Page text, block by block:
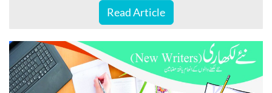
Read Article